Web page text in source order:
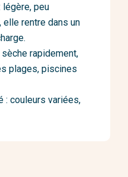
peu
rentre dans un
rapidement,
plages, piscines
: couleurs variées,